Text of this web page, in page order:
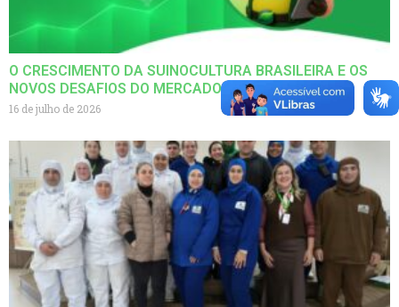
O CRESCIMENTO DA SUINOCULTURA BRASILEIRA E OS
NOVOS DESAFIOS DO MERCADO GLOBAL
16 de julho de 2026